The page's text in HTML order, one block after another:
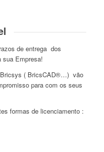
de entrega dos
sua Empresa!
Bricsys ( BricsCAD®…) vão
para com os seus
formas de licenciamento :